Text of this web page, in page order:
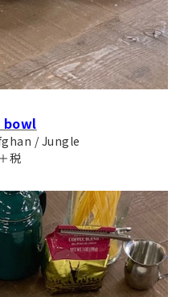
bowl
/ Jungle
税